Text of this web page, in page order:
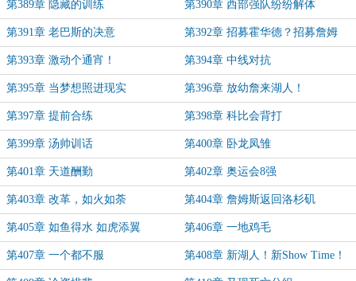
第389章 隐藏的训练 第390章 西部强队纷纷解体
第391章 老巴斯的决意 第392章 招募霍华德？招募詹姆
斯？
第393章 激动个通宵！ 第394章 中线对抗
第395章 当梦想照进现实 第396章 放幼詹来湖人！
第397章 提前合练 第398章 科比会背打
第399章 汤帅训话 第400章 卧龙凤雏
第401章 天道酬勤 第402章 奥运会8强
第403章 改革，如火如荼 第404章 詹姆斯返回洛杉矶
第405章 如鱼得水 如虎添翼 第406章 一地鸡毛
第407章 一个都不服 第408章 新湖人！新Show Time！